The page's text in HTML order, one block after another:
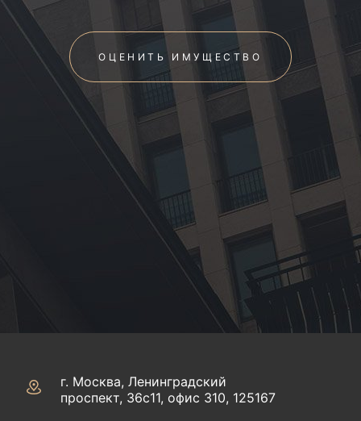
ОЦЕНИТЬ ИМУЩЕСТВО
г. Москва, Ленинградский
проспект, 36с11, офис 310, 125167